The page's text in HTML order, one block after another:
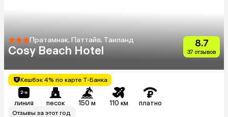
Пратамнак, Паттайя, Таиланд
Cosy Beach Hotel
8.7
37 отзывов
Кешбэк 4% по карте Т-Банка
линия песок 150 м 110 км платно
Отзывы за этот год